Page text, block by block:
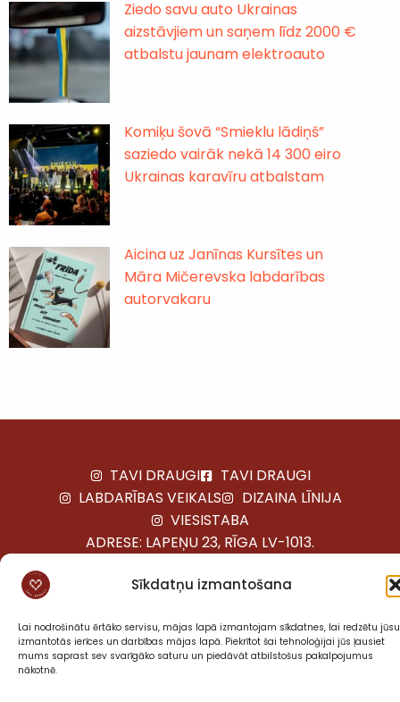
Sīkdatņu izmantošana
Lai nodrošinātu ērtāko servisu, mājas lapā izmantojam sīkdatnes, lai redzētu jūsu
izmantotās ierīces un darbības mājas lapā. Piekrītot šai tehnoloģijai jūs ļausiet
mums saprast sev svarīgāko saturu un piedāvāt atbilstošus pakalpojumus
nākotnē.
Ziedo savu auto Ukrainas
aizstāvjiem un saņem līdz 2000 €
atbalstu jaunam elektroauto
Komiķu šovā “Smieklu lādiņš”
saziedo vairāk nekā 14 300 eiro
Ukrainas karavīru atbalstam
Aicina uz Janīnas Kursītes un
Māra Mičerevska labdarības
autorvakaru
TAVI DRAUGI
TAVI DRAUGI
LABDARĪBAS VEIKALS
DIZAINA LĪNIJA
VIESISTABA
ADRESE: LAPEŅU 23, RĪGA LV-1013.
VISAS TIESĪBAS AIZSARGĀTAS © 2025 BIEDRĪBA “TAVI